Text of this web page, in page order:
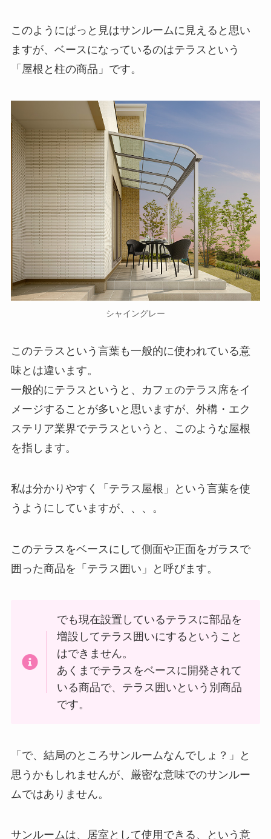
このようにぱっと見はサンルームに見えると思い
ますが、ベースになっているのはテラスという
「屋根と柱の商品」です。
シャイングレー
このテラスという言葉も一般的に使われている意
味とは違います。
一般的にテラスというと、カフェのテラス席をイ
メージすることが多いと思いますが、外構・エク
ステリア業界でテラスというと、このような屋根
を指します。
私は分かりやすく「テラス屋根」という言葉を使
うようにしていますが、、、。
このテラスをベースにして側面や正面をガラスで
囲った商品を「テラス囲い」と呼びます。
でも現在設置しているテラスに部品を
増設してテラス囲いにするということ
はできません。
あくまでテラスをベースに開発されて
いる商品で、テラス囲いという別商品
です。
「で、結局のところサンルームなんでしょ？」と
思うかもしれませんが、厳密な意味でのサンルー
ムではありません。
サンルームは、居室として使用できる、という意